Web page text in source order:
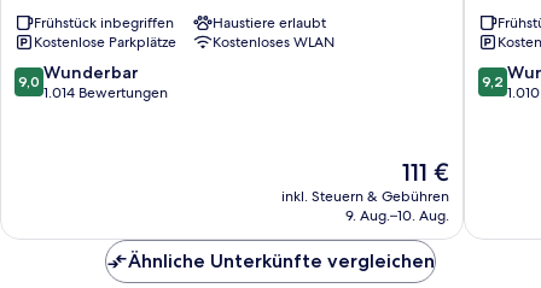
Odder
Frühstück inbegriffen
Haustiere erlaubt
Kostenlose Parkplätze
Kostenloses WLAN
9.0
von
9,0 Wunderbar
1.014 Bewertungen
Der
Preis
beträgt
111 €
inkl. Steuern & Gebühren
9. Aug.–10. Aug.
Kro
Sabro
9.2
von
9,2
Ähnliche Unterkünfte vergleichen